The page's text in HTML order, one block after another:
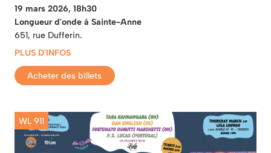
19 mars 2026, 18h30
Longueur d'onde à Sainte-Anne
651, rue Dufferin.
PLUS D'INFOS
Acheter des billets
WL 911